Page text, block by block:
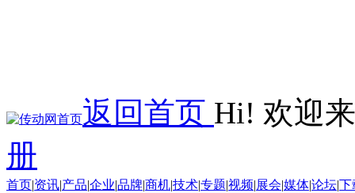
返回首页 Hi! 欢迎
册
首页|资讯|产品|企业|品牌|商机|技术|专题|视频|展会|媒体|论坛|下